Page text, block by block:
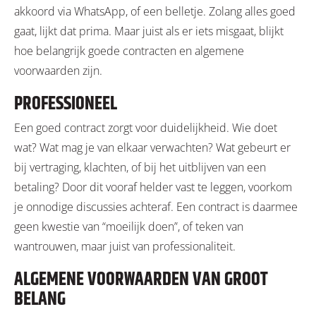
akkoord via WhatsApp, of een belletje. Zolang alles goed
gaat, lijkt dat prima. Maar juist als er iets misgaat, blijkt
hoe belangrijk goede contracten en algemene
voorwaarden zijn.
PROFESSIONEEL
Een goed contract zorgt voor duidelijkheid. Wie doet
wat? Wat mag je van elkaar verwachten? Wat gebeurt er
bij vertraging, klachten, of bij het uitblijven van een
betaling? Door dit vooraf helder vast te leggen, voorkom
je onnodige discussies achteraf. Een contract is daarmee
geen kwestie van “moeilijk doen”, of teken van
wantrouwen, maar juist van professionaliteit.
ALGEMENE VOORWAARDEN VAN GROOT
BELANG